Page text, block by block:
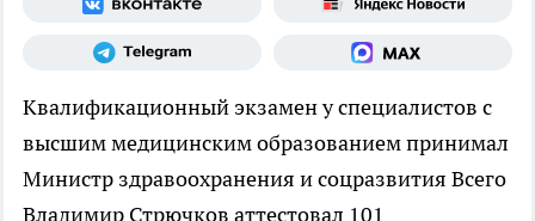
Квалификационный экзамен у специалистов с
высшим медицинским образованием принимал
Министр здравоохранения и соцразвития Всего
Владимир Стрючков аттестовал 101